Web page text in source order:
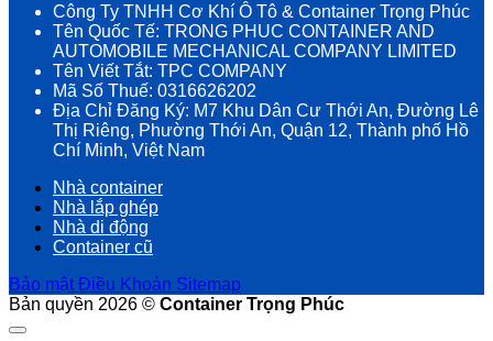
Công Ty TNHH Cơ Khí Ô Tô & Container Trọng Phúc
Tên Quốc Tế: TRONG PHUC CONTAINER AND
AUTOMOBILE MECHANICAL COMPANY LIMITED
Tên Viết Tắt: TPC COMPANY
Mã Số Thuế: 0316626202
Địa Chỉ Đăng Ký: M7 Khu Dân Cư Thới An, Đường Lê
Thị Riêng, Phường Thới An, Quận 12, Thành phố Hồ
Chí Minh, Việt Nam
Nhà container
Nhà lắp ghép
Nhà di động
Container cũ
Bảo mật Điều Khoản Sitemap
Bản quyền 2026 © Container Trọng Phúc